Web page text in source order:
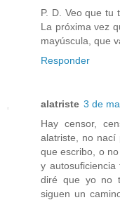
P. D. Veo que tu
La próxima vez
mayúscula, que
Responder
alatriste 3 de
Hay censor,
alatriste, no nací
que escribo, o
y
diré que yo no
siguen un